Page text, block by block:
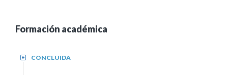
Formación académica
CONCLUIDA
+